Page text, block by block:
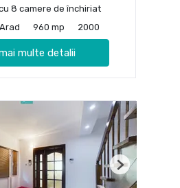
8 camere de închiriat
960 mp 2000
multe detalii
Next